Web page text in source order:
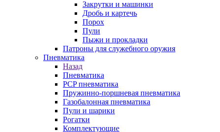
Закрутки и машинки
Дробь и картечь
Порох
Пули
Пыжи и прокладки
Патроны для служебного оружия
Пневматика
Назад
Пневматика
PCP пневматика
Пружинно-поршневая пневматика
Газобалонная пневматика
Пули и шарики
Рогатки
Комплектующие